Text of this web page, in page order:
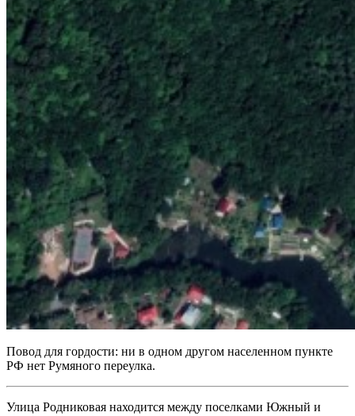
Повод для гордости: ни в одном другом населенном пункте
РФ нет Румяного переулка.
Улица Родниковая находится между поселками Южный и